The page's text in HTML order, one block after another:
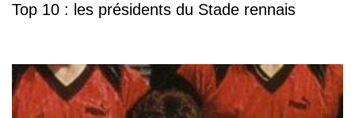
Top 10 : les présidents du Stade rennais